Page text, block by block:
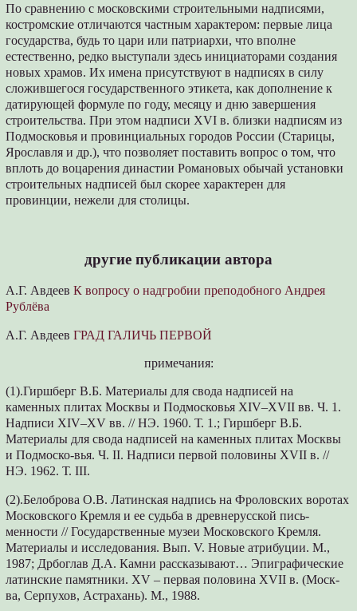
По сравнению с московскими строительными надписями,
костромские отличаются частным характером: первые лица
государства, будь то цари или патриархи, что вполне
естественно, редко выступали здесь инициаторами создания
новых храмов. Их имена присутствуют в надписях в силу
сложившегося государственного этикета, как дополнение к
датирующей формуле по году, месяцу и дню завершения
строительства. При этом надписи XVI в. близки надписям из
Подмосковья и провинциальных городов России (Старицы,
Ярославля и др.), что позволяет поставить вопрос о том, что
вплоть до воцарения династии Романовых обычай установки
строительных надписей был скорее характерен для
провинции, нежели для столицы.
другие публикации автора
А.Г. АвдеевК вопросу о надгробии преподобного Андрея
Рублёва
А.Г. АвдеевГРАД ГАЛИЧЬ ПЕРВОЙ
примечания:
(1).Гиршберг В.Б. Материалы для свода надписей на
каменных плитах Москвы и Подмосковья XIV–XVII вв. Ч. 1.
Надписи XIV–XV вв. // НЭ. 1960. Т. 1.; Гиршберг В.Б.
Материалы для свода надписей на каменных плитах Москвы
и Подмоско-вья. Ч. II. Надписи первой половины XVII в. //
НЭ. 1962. Т. III.
(2).Белоброва О.В. Латинская надпись на Фроловских воротах
Московского Кремля и ее судьба в древнерусской пись-
менности // Государственные музеи Московского Кремля.
Материалы и исследования. Вып. V. Новые атрибуции. М.,
1987; Дрбоглав Д.А. Камни рассказывают… Эпиграфические
латинские памятники. XV – первая половина XVII в. (Моск-
ва, Серпухов, Астрахань). М., 1988.